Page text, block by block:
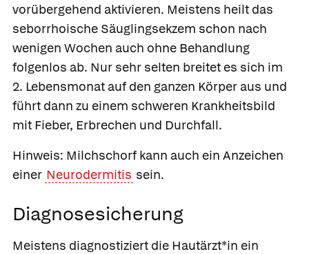
vorübergehend aktivieren. Meistens heilt das
seborrhoische Säuglingsekzem schon nach
wenigen Wochen auch ohne Behandlung
folgenlos ab. Nur sehr selten breitet es sich im
2. Lebensmonat auf den ganzen Körper aus und
führt dann zu einem schweren Krankheitsbild
mit Fieber, Erbrechen und Durchfall.
Hinweis: Milchschorf kann auch ein Anzeichen
einer Neurodermitis sein.
Diagnosesicherung
Meistens diagnostiziert die Hautärzt*in ein